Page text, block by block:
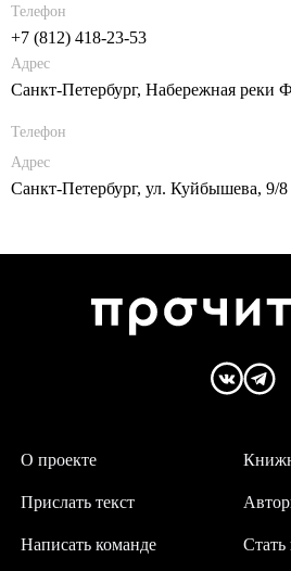
Адрес
Санкт-Петербург, Набережная реки
Телефон
+7 (812) 418-23-53
Адрес
Санкт-Петербург, ул. Куйбышева, 9/8
Телефон
О проекте
Написать команде
Прислать текст
Стать